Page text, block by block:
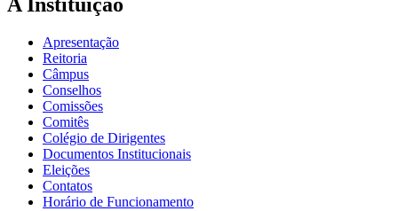
A Instituição
Apresentação
Reitoria
Câmpus
Conselhos
Comissões
Comitês
Colégio de Dirigentes
Documentos Institucionais
Eleições
Contatos
Horário de Funcionamento